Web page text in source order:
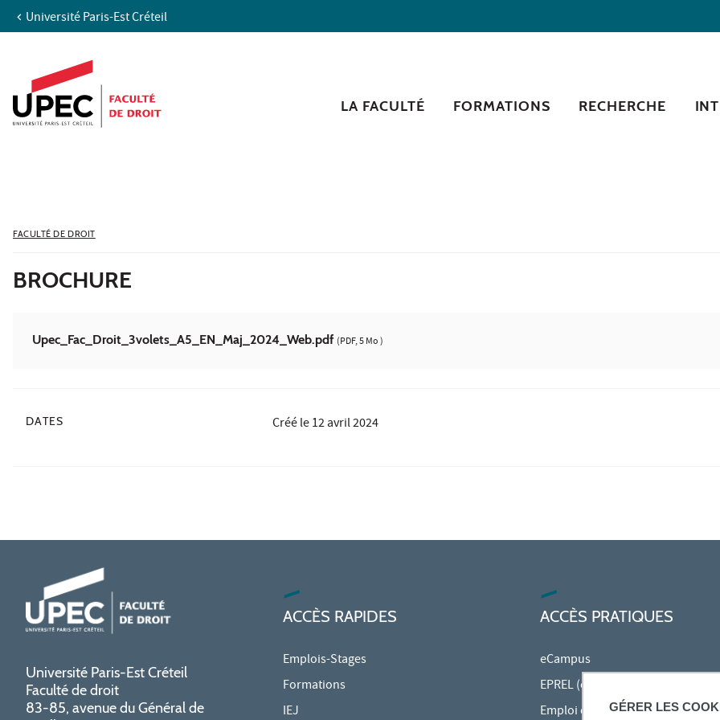
GÉRER LES
Aller au contenu
Accès directs
Recherche
Université Paris-Est Créteil
LA FACULTÉ FORMATIONS RECHERCHE
FACULTÉ DE DROIT
BROCHURE
Upec_Fac_Droit_3volets_A5_EN_Maj_2024_Web.pdf (PDF, 5 Mo )
DATES Créé le12 avril 2024
Université Paris-Est Créteil
Faculté de droit
83-85, avenue du Général de
ACCÈS RAPIDES
Emplois-Stages
Formations
IEJ
ACCÈS PRATIQUES
eCampus
EPREL (cours en ligne)
Emploi du temps en ligne (ADE)